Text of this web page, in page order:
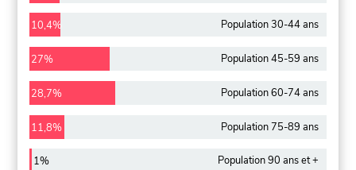
10,4% Population 30-44 ans
27% Population 45-59 ans
28,7% Population 60-74 ans
11,8% Population 75-89 ans
1% Population 90 ans et +